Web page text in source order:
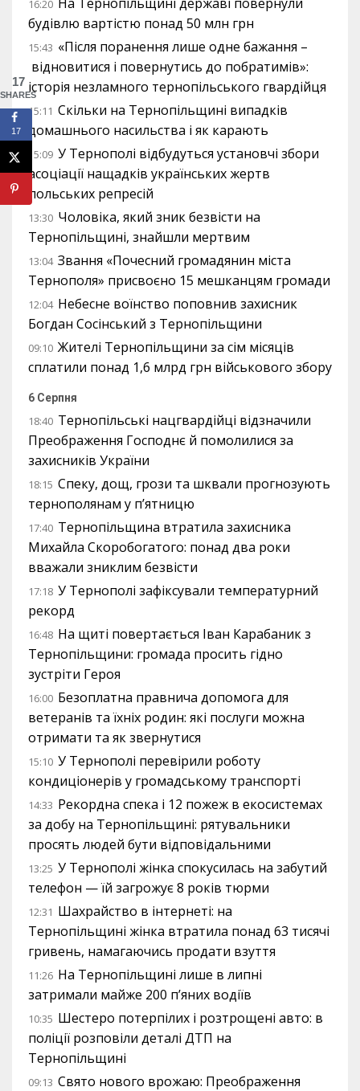
16:20
будівлю вартістю понад 50 млн грн
15:43 «Після поранення лише одне бажання –
відновитися і повернутись до побратимів»:
історія незламного тернопільського гвардійця
15:11 Скільки на Тернопільщині випадків
домашнього насильства і як карають
15:09 У Тернополі відбудуться установчі збори
асоціації нащадків українських жертв
польських репресій
13:30 Чоловіка, який зник безвісти на
Тернопільщині, знайшли мертвим
13:04 Звання «Почесний громадянин міста
Тернополя» присвоєно 15 мешканцям громади
12:04 Небесне воїнство поповнив захисник
Богдан Сосінський з Тернопільщини
09:10 Жителі Тернопільщини за сім місяців
сплатили понад 1,6 млрд грн військового збору
6 Серпня
18:40 Тернопільські нацгвардійці відзначили
Преображення Господнє й помолилися за
захисників України
18:15 Спеку, дощ, грози та шквали прогнозують
тернополянам у п’ятницю
17:40 Тернопільщина втратила захисника
Михайла Скоробогатого: понад два роки
вважали зниклим безвісти
17:18 У Тернополі зафіксували температурний
рекорд
16:48 На щиті повертається Іван Карабаник з
Тернопільщини: громада просить гідно
зустріти Героя
16:00 Безоплатна правнича допомога для
ветеранів та їхніх родин: які послуги можна
отримати та як звернутися
15:10 У Тернополі перевірили роботу
кондиціонерів у громадському транспорті
14:33 Рекордна спека і 12 пожеж в екосистемах
за добу на Тернопільщині: рятувальники
просять людей бути відповідальними
13:25 У Тернополі жінка спокусилась на забутий
телефон — їй загрожує 8 років тюрми
12:31 Шахрайство в інтернеті: на
Тернопільщині жінка втратила понад 63 тисячі
гривень, намагаючись продати взуття
11:26 На Тернопільщині лише в липні
затримали майже 200 п’яних водіїв
10:35 Шестеро потерпілих і розтрощені авто: в
поліції розповіли деталі ДТП на
Тернопільщині
09:13 Свято нового врожаю: Преображення
17
SHARES
17